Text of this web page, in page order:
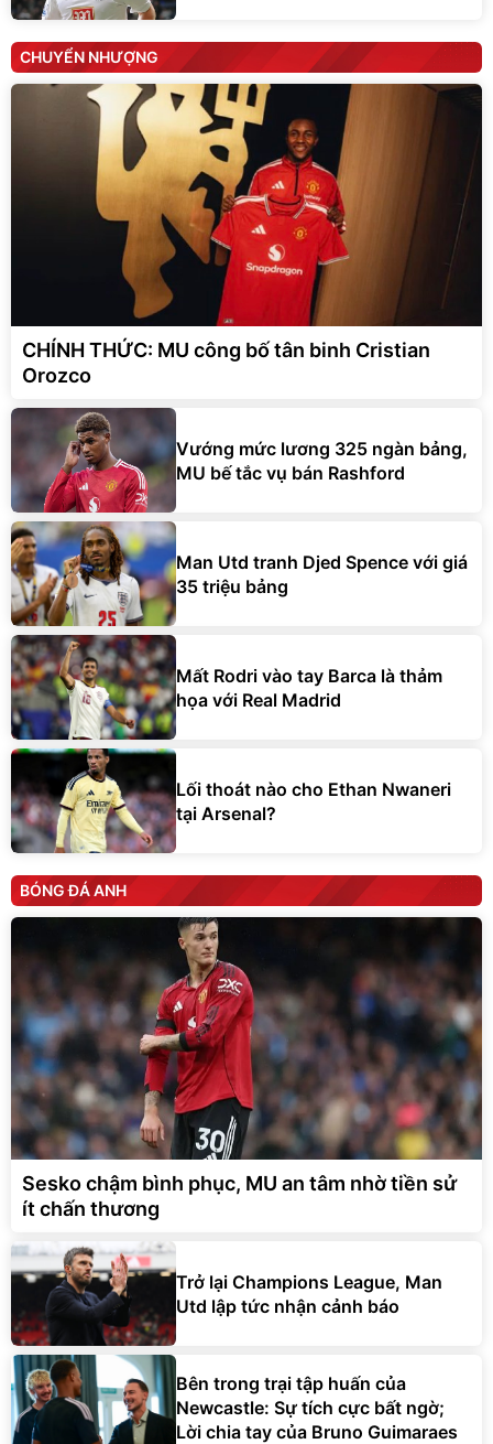
CHUYỂN NHƯỢNG
CHÍNH THỨC: MU công bố tân binh Cristian
Orozco
Vướng mức lương 325 ngàn bảng,
MU bế tắc vụ bán Rashford
Man Utd tranh Djed Spence với giá
35 triệu bảng
Mất Rodri vào tay Barca là thảm
họa với Real Madrid
Lối thoát nào cho Ethan Nwaneri
tại Arsenal?
BÓNG ĐÁ ANH
Sesko chậm bình phục, MU an tâm nhờ tiền sử
ít chấn thương
Trở lại Champions League, Man
Utd lập tức nhận cảnh báo
Bên trong trại tập huấn của
Newcastle: Sự tích cực bất ngờ;
Lời chia tay của Bruno Guimaraes